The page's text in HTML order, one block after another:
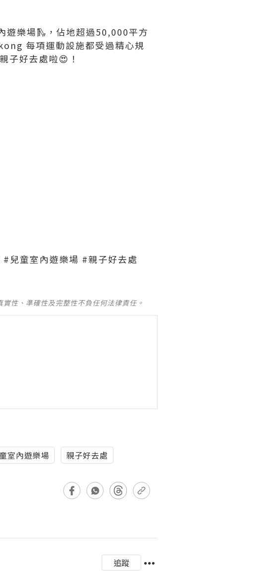
遊樂場🛝，佔地超過50,000平方
每項運動設施都受過精心規
子好去處啦😍！
童室內遊樂場 #親子好去處
性、準確性及完整性不負任何法律責任。
室內遊樂場 親子好去處
追蹤